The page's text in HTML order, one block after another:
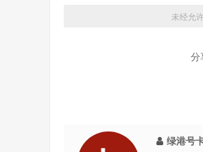
未经允
分
绿港号